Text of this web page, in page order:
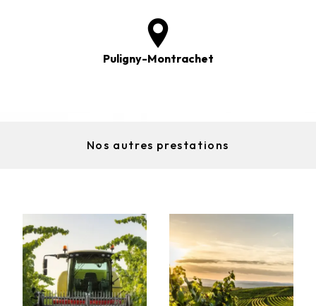
Puligny-Montrachet
Nos autres prestations